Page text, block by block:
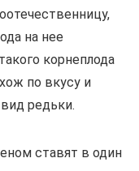
на нее
корнеплода
по вкусу и
редьки.
ставят в один